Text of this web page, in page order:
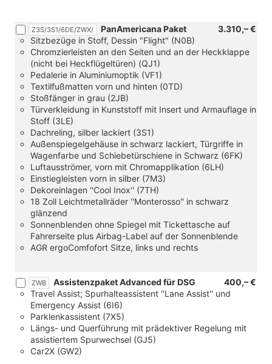
Z3S/3S1/6DE/ZWX/ 3.310,– €
PanAmericana Paket
Sitzbezüge in Stoff, Dessin "Flight" (N0B)
Chromzierleisten an den Seiten und an der Heckklappe
(nicht bei Heckflügeltüren) (QJ1)
Pedalerie in Aluminiumoptik (VF1)
Textilfußmatten vorn und hinten (0TD)
Stoßfänger in grau (2JB)
Türverkleidung in Kunststoff mit Insert und Armauflage in
Stoff (3LE)
Dachreling, silber lackiert (3S1)
Außenspiegelgehäuse in schwarz lackiert, Türgriffe in
Wagenfarbe und Schiebetürschiene in Schwarz (6FK)
Luftausströmer, vorn mit Chromapplikation (6LH)
Einstiegleisten vorn in silber (7M3)
Dekoreinlagen ''Cool Inox'' (7TH)
18 Zoll Leichtmetallräder ''Monterosso'' in schwarz
glänzend
Sonnenblenden ohne Spiegel mit Tickettasche auf
Fahrerseite plus Airbag-Label auf der Sonnenblende
AGR ergoComfofort Sitze, links und rechts
ZWB 400,– €
Assistenzpaket Advanced für DSG
Travel Assist; Spurhalteassistent ''Lane Assist'' und
Emergency Assist (6I6)
Parklenkassistent (7X5)
Längs- und Querführung mit prädektiver Regelung mit
assistiertem Spurwechsel (GJ5)
Car2X (GW2)